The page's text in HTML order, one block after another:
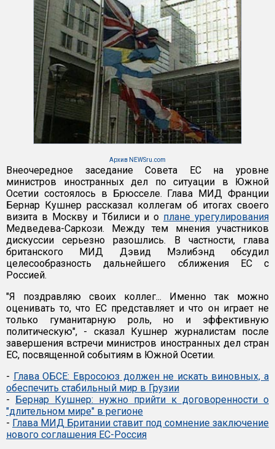
Архив NEWSru.com
Внеочередное заседание Совета ЕС на уровне
министров иностранных дел по ситуации в Южной
Осетии состоялось в Брюсселе. Глава МИД Франции
Бернар Кушнер рассказал коллегам об итогах своего
визита в Москву и Тбилиси и о плане урегулирования
Медведева-Саркози. Между тем мнения участников
дискуссии серьезно разошлись. В частности, глава
британского МИД Дэвид Мэлибэнд обсудил
целесообразность дальнейшего сближения ЕС с
Россией.
"Я поздравляю своих коллег... Именно так можно
оценивать то, что ЕС представляет и что он играет не
только гуманитарную роль, но и эффективную
политическую", - сказал Кушнер журналистам после
завершения встречи министров иностранных дел стран
ЕС, посвященной событиям в Южной Осетии.
- Глава ОБСЕ: Евросоюз должен не искать виновных, а
обеспечить стабильный мир в Грузии
- Бернар Кушнер: нужно прийти к договоренности о
"длительном мире" в регионе
- Глава МИД Британии ставит под сомнение заключение
нового соглашения ЕС-Россия